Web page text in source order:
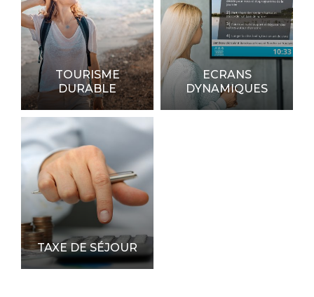
TOURISME
DURABLE
ECRANS
DYNAMIQUES
TAXE DE SÉJOUR